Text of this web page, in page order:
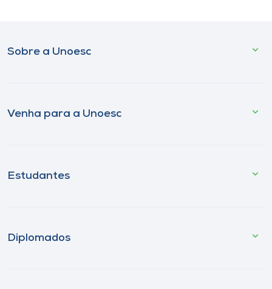
Sobre a Unoesc
Venha para a Unoesc
Estudantes
Diplomados